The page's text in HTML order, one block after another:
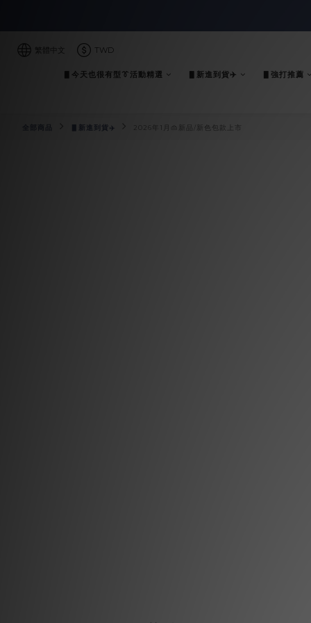
繁體中文 TWD
▋今天也很有型👔活動精選 ▋新進到貨✈️ ▋強打推薦
全部商品 ▋新進到貨✈️ 2026年1月👜新品/新色包款上市